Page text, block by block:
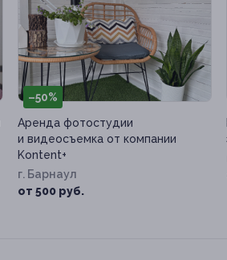
–50%
Аренда фотостудии
и видеосъемка от компании
Kontent+
г. Барнаул
от 500 руб.